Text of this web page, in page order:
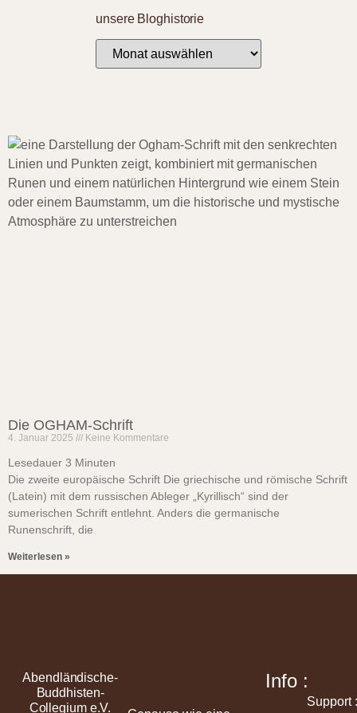
unsere Bloghistorie
Die OGHAM-Schrift
4. Januar 2025 Keine Kommentare
Lesedauer 3 Minuten
Die zweite europäische Schrift Die griechische und römische Schrift
(Latein) mit dem russischen Ableger „Kyrillisch“ sind der
sumerischen Schrift entlehnt. Anders die germanische
Runenschrift, die
Weiterlesen »
Abendländische-
Buddhisten-
Collegium e.V.
Info :
Support :